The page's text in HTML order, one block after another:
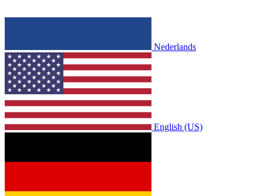
Nederlands
English (US)